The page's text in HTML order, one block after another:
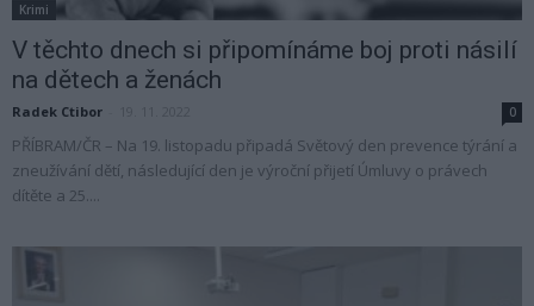
Krimi
V těchto dnech si připomínáme boj proti násilí
na dětech a ženách
Radek Ctibor 0
PŘÍBRAM/ČR – Na 19. listopadu připadá Světový den prevence týrání a
zneužívání dětí, následující den je výroční přijetí Úmluvy o právech
dítěte a 25....